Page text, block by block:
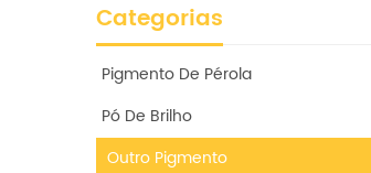
Categorias
Pigmento De Pérola
Pó De Brilho
Outro Pigmento